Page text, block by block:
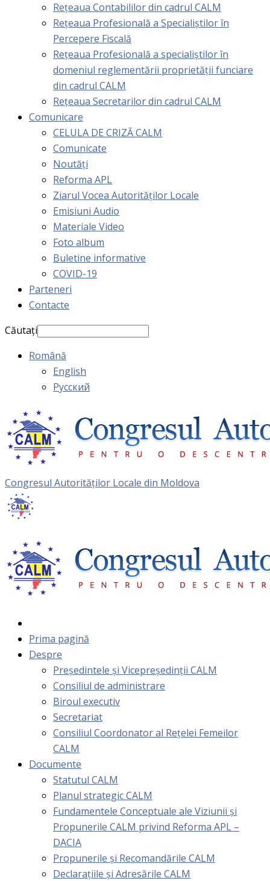
Rețeaua Contabililor din cadrul CALM
Rețeaua Profesională a Specialiștilor în
Percepere Fiscală
Reţeaua Profesională a specialiştilor în
domeniul reglementării proprietăţii funciare
din cadrul CALM
Rețeaua Secretarilor din cadrul CALM
Comunicare
CELULA DE CRIZĂ CALM
Comunicate
Noutăți
Reforma APL
Ziarul Vocea Autorităților Locale
Emisiuni Audio
Materiale Video
Foto album
Buletine informative
COVID-19
Parteneri
Contacte
Căutați
Română
English
Русский
Congresul Autorităţilor Locale din Moldova
Prima pagină
Despre
Președintele și Vicepreședinții CALM
Consiliul de administrare
Biroul executiv
Secretariat
Consiliul Coordonator al Rețelei Femeilor
CALM
Documente
Statutul CALM
Planul strategic CALM
Fundamentele Conceptuale ale Viziunii și
Propunerile CALM privind Reforma APL –
DACIA
Propunerile și Recomandările CALM
Declarațiile și Adresările CALM